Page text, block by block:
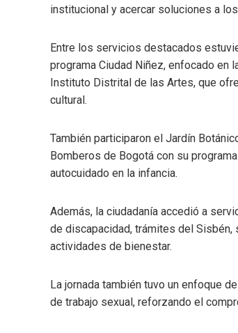
institucional y acercar soluciones a
Entre los servicios destacados
programa Ciudad Niñez, enfocado en
Instituto Distrital de las Artes, que
cultural.
También participaron el Jardín
Bomberos de Bogotá con su
autocuidado en la infancia.
Además, la ciudadanía accedió a
de discapacidad, trámites del
actividades de bienestar.
La jornada también tuvo un enfoque
de trabajo sexual, reforzando el